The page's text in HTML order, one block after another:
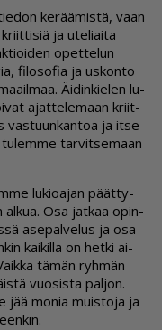
ke­rää­mis­tä, vaan
ja ute­li­ai­ta
opet­te­lun
fi­lo­so­fia ja us­kon­to
Äi­din­kie­len lu­
ajat­te­le­maan kriit­
vas­tuun­kan­toa ja it­se­
tar­vit­se­maan
lu­ki­oa­jan päät­ty­
al­kua. Osa jat­kaa opin­
ase­pal­ve­lus ja osa
kai­kil­la on het­ki ai­
tä­män ryh­män
vuo­sis­ta pal­jon.
jää mo­nia muis­to­ja ja